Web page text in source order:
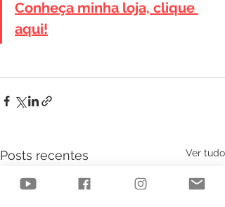
Conheça minha loja, clique
aqui!
Posts recentes Ver tudo